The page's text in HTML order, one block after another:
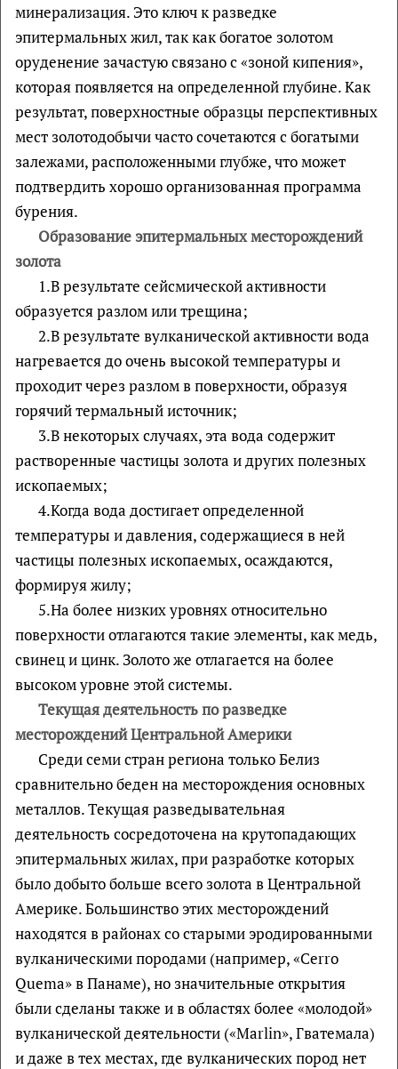
минерализация. Это ключ к разведке
эпитермальных жил, так как богатое золотом
оруденение зачастую связано с «зоной кипения»,
которая появляется на определенной глубине. Как
результат, поверхностные образцы перспективных
мест золотодобычи часто сочетаются с богатыми
залежами, расположенными глубже, что может
подтвердить хорошо организованная программа
бурения.
Образование эпитермальных месторождений
золота
1.В результате сейсмической активности
образуется разлом или трещина;
2.В результате вулканической активности вода
нагревается до очень высокой температуры и
проходит через разлом в поверхности, образуя
горячий термальный источник;
3.В некоторых случаях, эта вода содержит
растворенные частицы золота и других полезных
ископаемых;
4.Когда вода достигает определенной
температуры и давления, содержащиеся в ней
частицы полезных ископаемых, осаждаются,
формируя жилу;
5.На более низких уровнях относительно
поверхности отлагаются такие элементы, как медь,
свинец и цинк. Золото же отлагается на более
высоком уровне этой системы.
Текущая деятельность по разведке
месторождений Центральной Америки
Среди семи стран региона только Белиз
сравнительно беден на месторождения основных
металлов. Текущая разведывательная
деятельность сосредоточена на крутопадающих
эпитермальных жилах, при разработке которых
было добыто больше всего золота в Центральной
Америке. Большинство этих месторождений
находятся в районах со старыми эродированными
вулканическими породами (например, «Cerro
Quema» в Панаме), но значительные открытия
были сделаны также и в областях более «молодой»
вулканической деятельности («Marlin», Гватемала)
и даже в тех местах, где вулканических пород нет